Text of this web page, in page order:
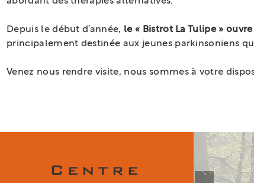
Depuis le début d’année, le « Bistrot La Tulipe »
principalement destinée aux jeunes parkinsoniens
Venez nous rendre visite, nous sommes à votre
Centre